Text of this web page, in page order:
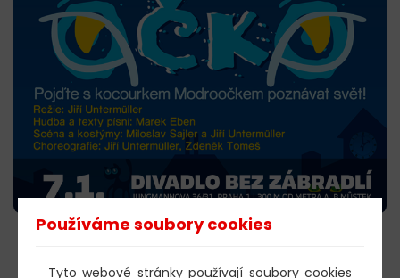
Používáme soubory cookies
Tyto webové stránky používají soubory cookies